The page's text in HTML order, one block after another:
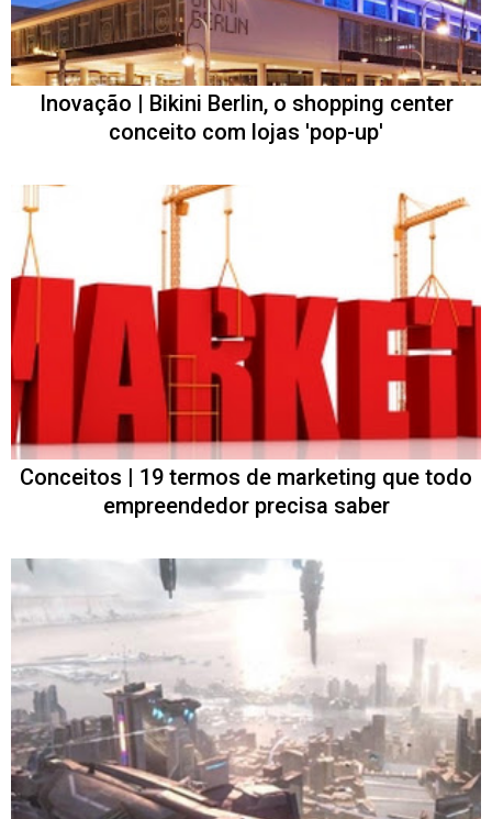
Inovação | Bikini Berlin, o shopping center
conceito com lojas 'pop-up'
Conceitos | 19 termos de marketing que todo
empreendedor precisa saber